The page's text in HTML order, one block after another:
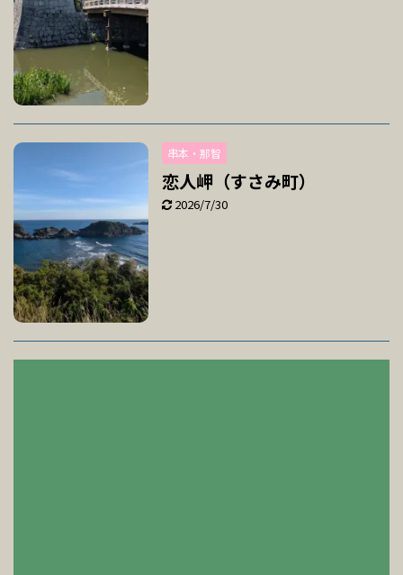
串本・那智
恋人岬（すさみ町）
2026/7/30